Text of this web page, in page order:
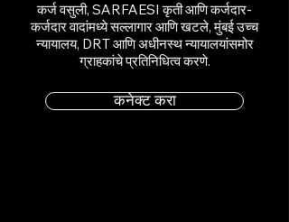
कर्ज वसुली, SARFAESI कृती आणि कर्जदार-
कर्जदार वादांमध्ये सल्लागार आणि खटले, मुंबई उच्च
न्यायालय, DRT आणि अधीनस्थ न्यायालयांसमोर
ग्राहकांचे प्रतिनिधित्व करणे.
कनेक्ट करा